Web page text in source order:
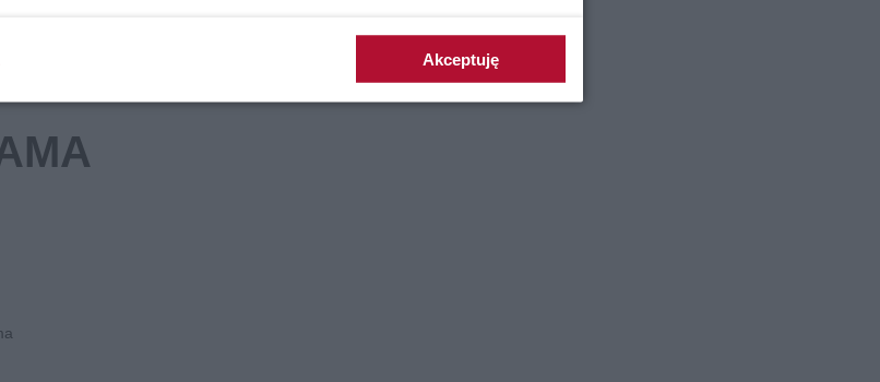
Akceptuję